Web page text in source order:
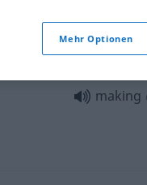
, was er
making
Mehr Optionen